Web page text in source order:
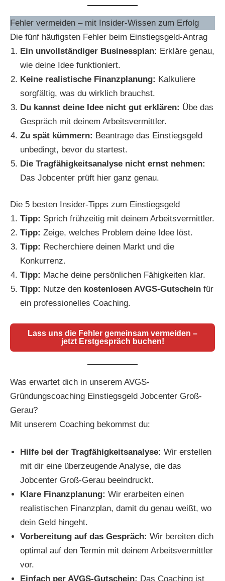
Fehler vermeiden – mit Insider-Wissen zum Erfolg
Die fünf häufigsten Fehler beim Einstiegsgeld-Antrag
Ein unvollständiger Businessplan: Erkläre genau,
wie deine Idee funktioniert.
Keine realistische Finanzplanung: Kalkuliere
sorgfältig, was du wirklich brauchst.
Du kannst deine Idee nicht gut erklären: Übe das
Gespräch mit deinem Arbeitsvermittler.
Zu spät kümmern: Beantrage das Einstiegsgeld
unbedingt, bevor du startest.
Die Tragfähigkeitsanalyse nicht ernst nehmen:
Das Jobcenter prüft hier ganz genau.
Die 5 besten Insider-Tipps zum Einstiegsgeld
Tipp: Sprich frühzeitig mit deinem Arbeitsvermittler.
Tipp: Zeige, welches Problem deine Idee löst.
Tipp: Recherchiere deinen Markt und die
Konkurrenz.
Tipp: Mache deine persönlichen Fähigkeiten klar.
Tipp: Nutze den kostenlosen AVGS-Gutschein für
ein professionelles Coaching.
Lass uns die Fehler gemeinsam vermeiden –
jetzt Erstgespräch buchen!
Was erwartet dich in unserem AVGS-
Gründungscoaching Einstiegsgeld Jobcenter Groß-
Gerau?
Mit unserem Coaching bekommst du:
Hilfe bei der Tragfähigkeitsanalyse: Wir erstellen
mit dir eine überzeugende Analyse, die das
Jobcenter Groß-Gerau beeindruckt.
Klare Finanzplanung: Wir erarbeiten einen
realistischen Finanzplan, damit du genau weißt, wo
dein Geld hingeht.
Vorbereitung auf das Gespräch: Wir bereiten dich
optimal auf den Termin mit deinem Arbeitsvermittler
vor.
Einfach per AVGS-Gutschein: Das Coaching ist